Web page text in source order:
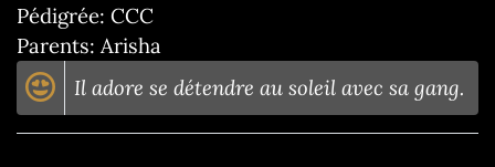
Pédigrée: CCC
Parents: Arisha
Il adore se détendre au soleil avec sa gang.